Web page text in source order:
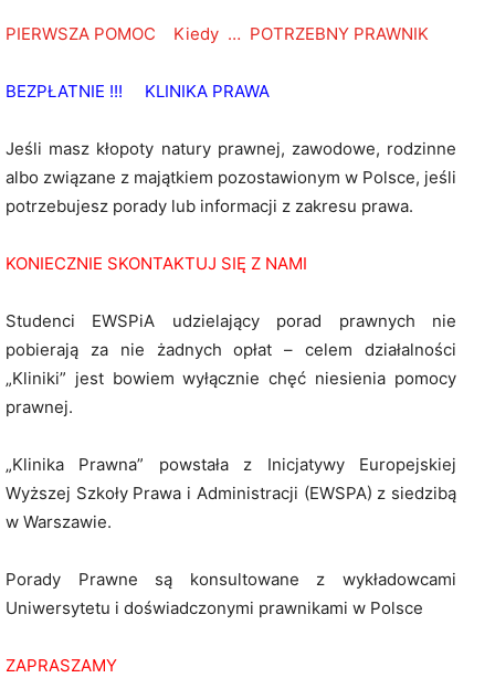
PIERWSZA POMOC Kiedy … POTRZEBNY PRAWNIK
BEZPŁATNIE !!! KLINIKA PRAWA
Jeśli masz kłopoty natury prawnej, zawodowe, rodzinne
albo związane z majątkiem pozostawionym w Polsce, jeśli
potrzebujesz porady lub informacji z zakresu prawa.
KONIECZNIE SKONTAKTUJ SIĘ Z NAMI
Studenci EWSPiA udzielający porad prawnych nie
pobierają za nie żadnych opłat – celem działalności
„Kliniki” jest bowiem wyłącznie chęć niesienia pomocy
prawnej.
„Klinika Prawna” powstała z Inicjatywy Europejskiej
Wyższej Szkoły Prawa i Administracji (EWSPA) z siedzibą
w Warszawie.
Porady Prawne są konsultowane z wykładowcami
Uniwersytetu i doświadczonymi prawnikami w Polsce
ZAPRASZAMY